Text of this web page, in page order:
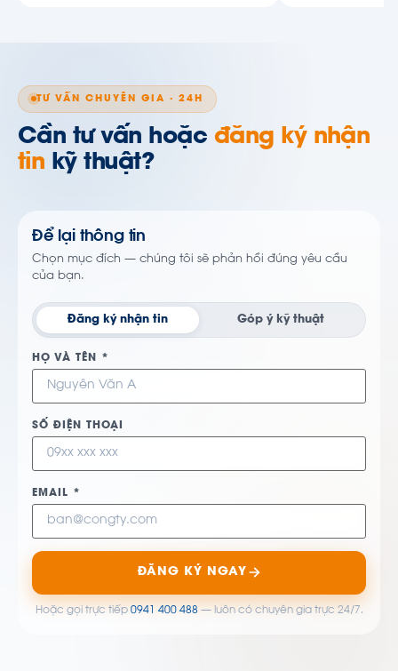
TƯ VẤN CHUYÊN GIA · 24H
Cần tư vấn hoặc đăng ký nhận
tin kỹ thuật?
Để lại thông tin
Chọn mục đích — chúng tôi sẽ phản hồi đúng yêu cầu
của bạn.
Đăng ký nhận tin Góp ý kỹ thuật
HỌ VÀ TÊN *
SỐ ĐIỆN THOẠI
EMAIL *
ĐĂNG KÝ NGAY
Hoặc gọi trực tiếp 0941 400 488— luôn có chuyên gia trực 24/7.